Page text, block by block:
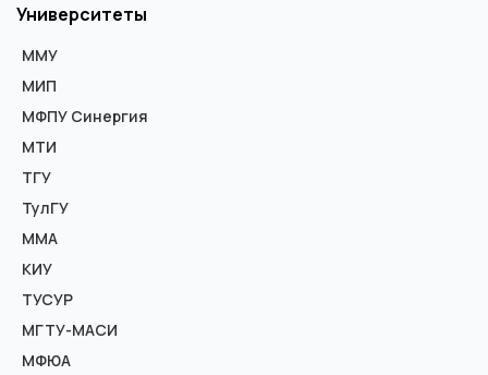
Университеты
ММУ
МИП
МФПУ Синергия
МТИ
ТГУ
ТулГУ
ММА
КИУ
ТУСУР
МГТУ-МАСИ
МФЮА